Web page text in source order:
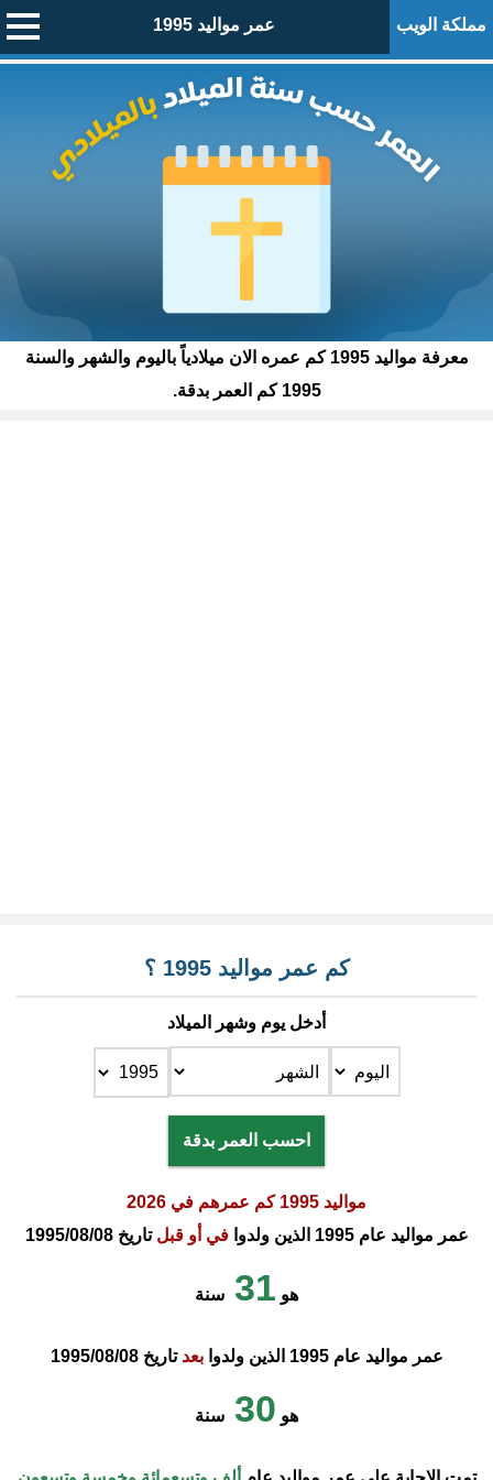
مملكة الويب عمر مواليد 1995
معرفة مواليد 1995 كم عمره الان ميلادياً باليوم والشهر والسنة
1995 كم العمر بدقة.
كم عمر مواليد 1995 ؟
أدخل يوم وشهر الميلاد
احسب العمر بدقة
مواليد 1995 كم عمرهم في 2026
عمر مواليد عام 1995 الذين ولدوا
في أو قبلتاريخ 1995/08/08
هو 31 سنة
عمر مواليد عام 1995 الذين ولدوا بعدتاريخ 1995/08/08
هو 30 سنة